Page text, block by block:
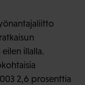
illalla.
2,6 prosenttia